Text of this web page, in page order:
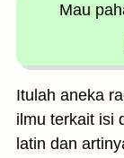
Mau
Itulah aneka
ilmu terkait isi
latin dan